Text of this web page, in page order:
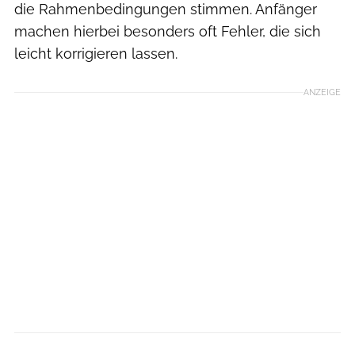
die Rahmenbedingungen stimmen. Anfänger
machen hierbei besonders oft Fehler, die sich
leicht korrigieren lassen.
ANZEIGE